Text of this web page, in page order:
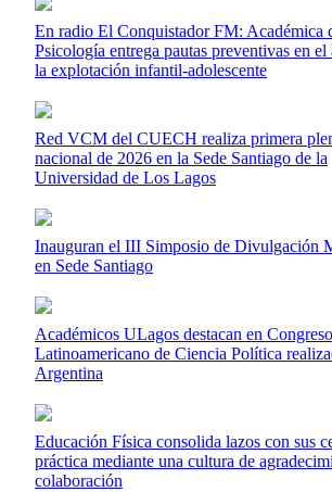
En radio El Conquistador FM: Académica
Psicología entrega pautas preventivas en el
la explotación infantil-adolescente
Red VCM del CUECH realiza primera
nacional de 2026 en la Sede Santiago de la
Universidad de Los Lagos
Inauguran el III Simposio de Divulgación
en Sede Santiago
Académicos ULagos destacan en Congreso
Latinoamericano de Ciencia Política
Argentina
Educación Física consolida lazos con sus
práctica mediante una cultura de
colaboración